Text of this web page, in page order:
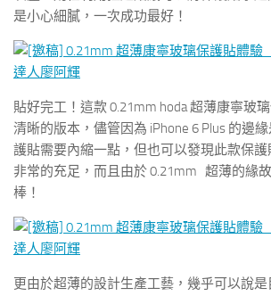
是小心細膩，一次成功最好！
貼好完工！這款 0.21mm hoda 超薄康寧玻
清晰的版本，儘管因為 iPhone 6 Plus 的邊
護貼需要內縮一點，但也可以發現此款保
非常的充足，而且由於 0.21mm 超薄的緣
棒！
更由於超薄的設計生產工藝，幾乎可以說